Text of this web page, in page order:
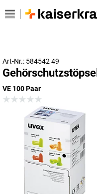
Art-Nr.: 584542 49
VE 100 Paar